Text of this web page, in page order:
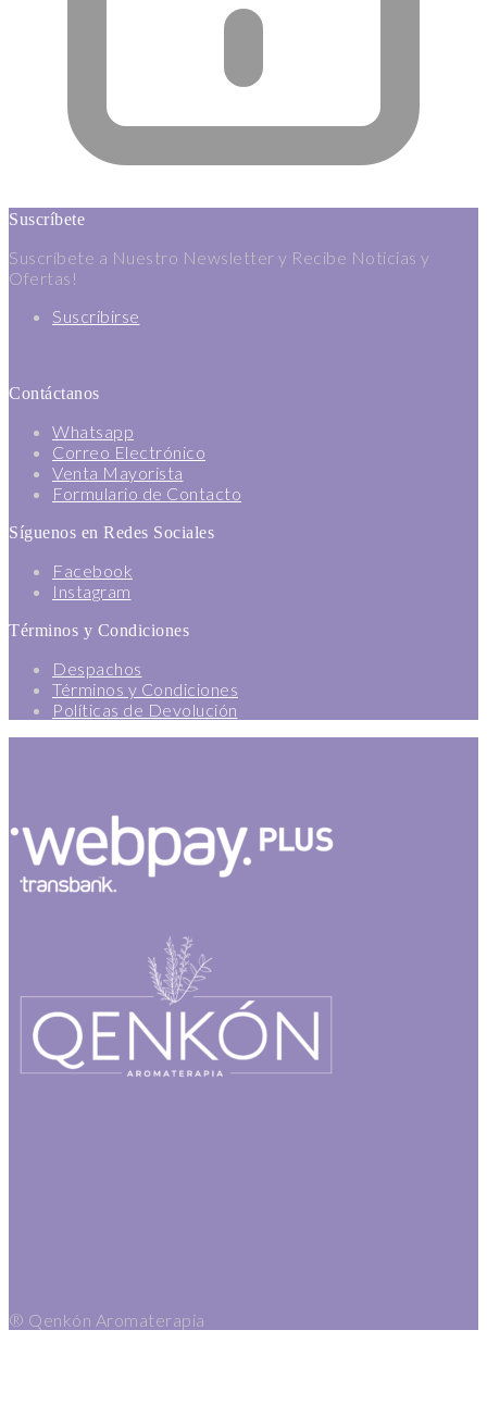
Suscríbete
Suscríbete a Nuestro Newsletter y Recibe Noticias y
Ofertas!
Suscribirse
Contáctanos
Whatsapp
Correo Electrónico
Venta Mayorista
Formulario de Contacto
Síguenos en Redes Sociales
Facebook
Instagram
Términos y Condiciones
Despachos
Términos y Condiciones
Políticas de Devolución
® Qenkón Aromaterapia